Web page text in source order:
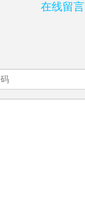
在线留言